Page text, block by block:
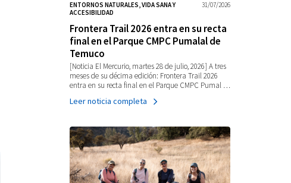
31/07/2026
ENTORNOS NATURALES, VIDA SANA Y
ACCESIBILIDAD
Frontera Trail 2026 entra en su recta
final en el Parque CMPC Pumalal de
Temuco
[Noticia El Mercurio, martes 28 de julio, 2026] A tres
meses de su décima edición: Frontera Trail 2026
entra en su recta final en el Parque CMPC Pumal …
Leer noticia completa